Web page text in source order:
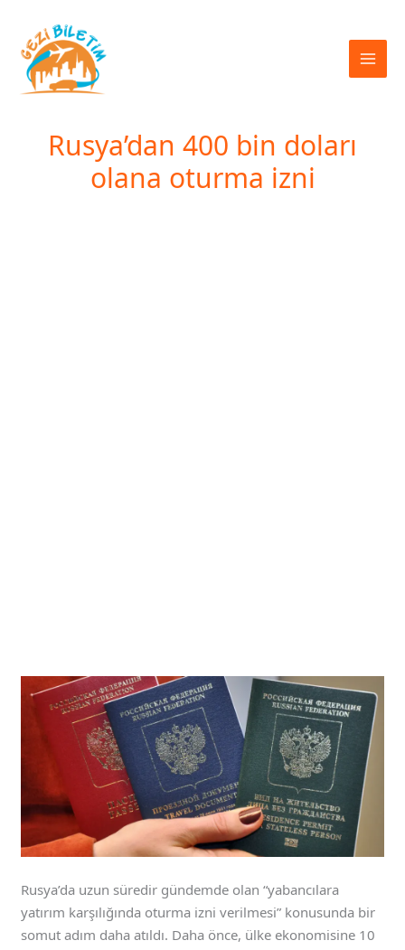
Rusya’dan 400 bin doları
olana oturma izni
Rusya’da uzun süredir gündemde olan “yabancılara
yatırım karşılığında oturma izni verilmesi” konusunda bir
somut adım daha atıldı. Daha önce, ülke ekonomisine 10